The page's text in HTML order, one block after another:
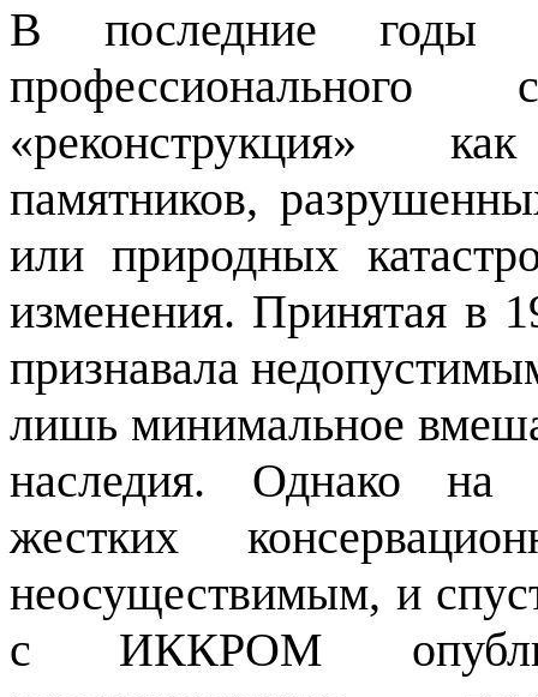
В последние годы
«реконструкция»
памятников,
или природных
изменения. Принятая в
признавала
лишь минимальное
наследия. Однако на
жестких
неосуществимым, и
с ИККРОМ